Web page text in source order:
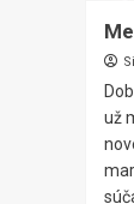
už